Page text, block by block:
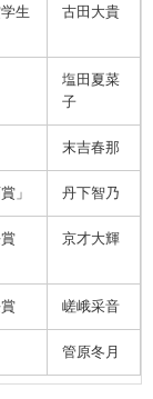
生
古田大貴
塩田夏菜
子
末吉春那
」 丹下智乃
京才大輝
嵯峨采音
管原冬月